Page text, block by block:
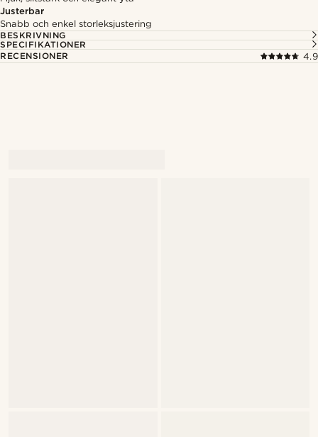
Justerbar
Snabb och enkel storleksjustering
BESKRIVNING
SPECIFIKATIONER
RECENSIONER
4.9